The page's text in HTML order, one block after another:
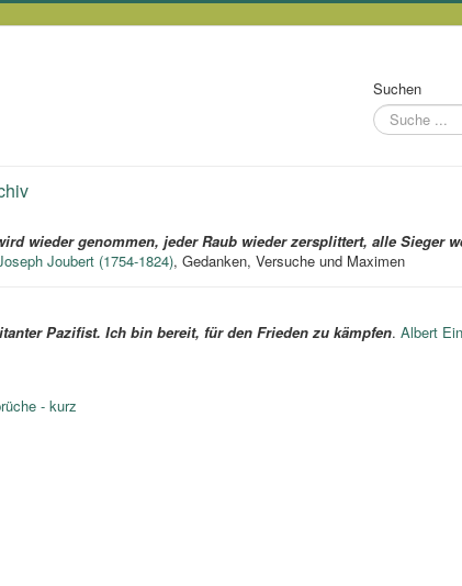
Suchen
wieder genommen, jeder Raub wieder zersplittert, alle Sieger
Joubert (1754-1824), Gedanken, Versuche und Maximen
Pazifist. Ich bin bereit, für den Frieden zu kämpfen. Albert
- kurz